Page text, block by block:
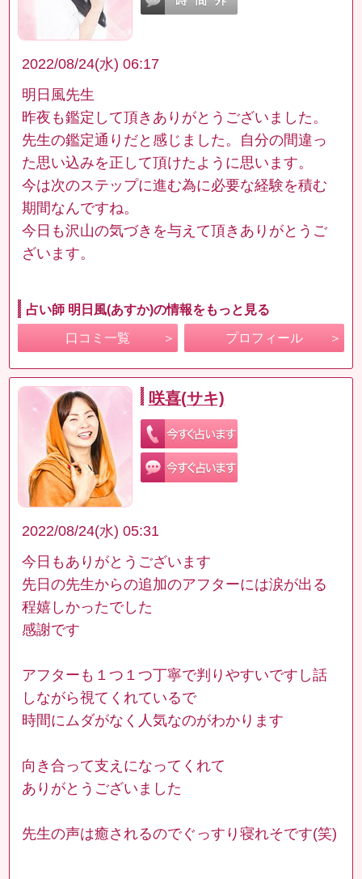
2022/08/24(水) 06:17
明日風先生
昨夜も鑑定して頂きありがとうございました。
先生の鑑定通りだと感じました。自分の間違っ
た思い込みを正して頂けたように思います。
今は次のステップに進む為に必要な経験を積む
期間なんですね。
今日も沢山の気づきを与えて頂きありがとうご
ざいます。
占い師 明日風(あすか)の情報をもっと見る
口コミ一覧 プロフィール
咲喜(サキ)
2022/08/24(水) 05:31
今日もありがとうございます
先日の先生からの追加のアフターには涙が出る
程嬉しかったでした
感謝です
アフターも１つ１つ丁寧で判りやすいですし話
しながら視てくれているで
時間にムダがなく人気なのがわかります
向き合って支えになってくれて
ありがとうございました
先生の声は癒されるのでぐっすり寝れそです(笑)